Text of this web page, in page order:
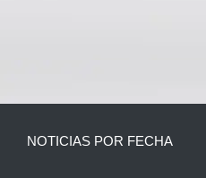
NOTICIAS POR FECHA